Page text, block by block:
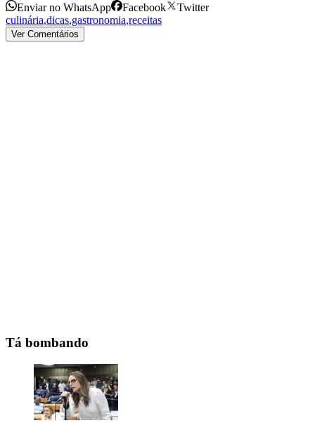
Enviar no WhatsApp Facebook
Twitter
culinária,dicas,gastronomia,receitas
Ver Comentários
Tá bombando